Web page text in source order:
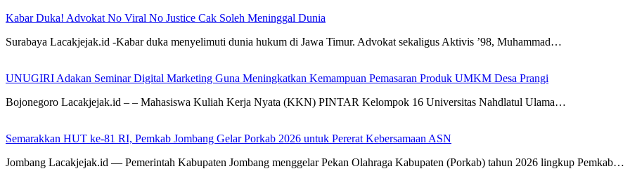
Kabar Duka! Advokat No Viral No Justice Cak Soleh Meninggal Dunia
Surabaya Lacakjejak.id -Kabar duka menyelimuti dunia hukum di Jawa Timur. Advokat sekaligus Aktivis ’98, Muhammad…
UNUGIRI Adakan Seminar Digital Marketing Guna Meningkatkan Kemampuan Pemasaran Produk UMKM Desa Prangi
Bojonegoro Lacakjejak.id – – Mahasiswa Kuliah Kerja Nyata (KKN) PINTAR Kelompok 16 Universitas Nahdlatul Ulama…
Semarakkan HUT ke-81 RI, Pemkab Jombang Gelar Porkab 2026 untuk Pererat Kebersamaan ASN
Jombang Lacakjejak.id — Pemerintah Kabupaten Jombang menggelar Pekan Olahraga Kabupaten (Porkab) tahun 2026 lingkup Pemkab…